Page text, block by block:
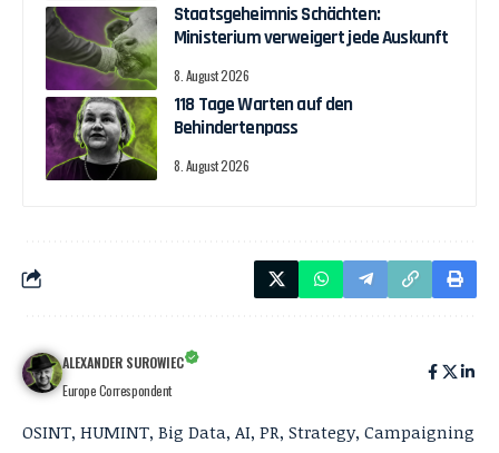
Staatsgeheimnis Schächten:
Ministerium verweigert jede Auskunft
8. August 2026
118 Tage Warten auf den
Behindertenpass
8. August 2026
ALEXANDER SUROWIEC
Europe Correspondent
OSINT, HUMINT, Big Data, AI, PR, Strategy, Campaigning